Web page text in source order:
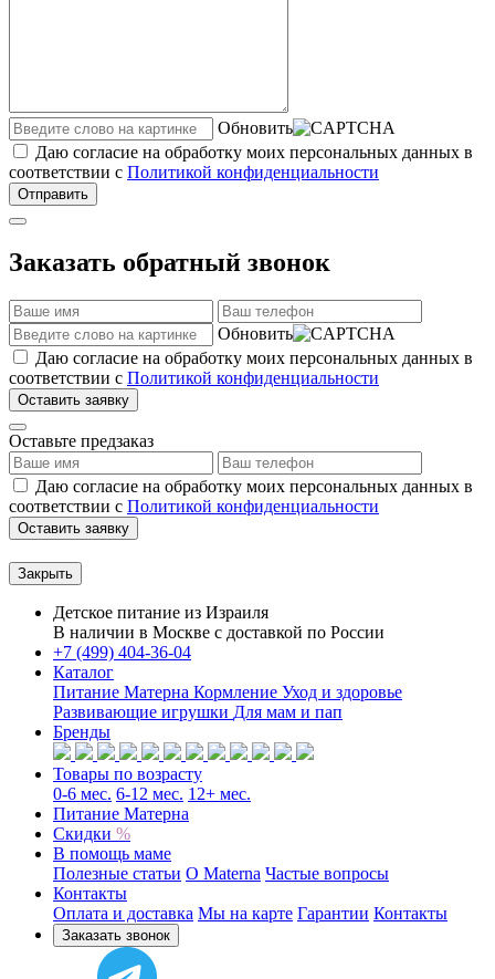
Обновить
Даю согласие на обработку моих персональных данных в
соответствии с Политикой конфиденциальности
Отправить
Заказать обратный звонок
Обновить
Даю согласие на обработку моих персональных данных в
соответствии с Политикой конфиденциальности
Оставить заявку
Оставьте предзаказ
Даю согласие на обработку моих персональных данных в
соответствии с Политикой конфиденциальности
Оставить заявку
Закрыть
Детское питание из Израиля
В наличии в Москве с доставкой по России
+7 (499) 404-36-04
Каталог
Питание Матерна Кормление Уход и здоровье
Развивающие игрушки Для мам и пап
Бренды
Товары по возрасту
0-6 мес. 6-12 мес. 12+ мес.
Питание Матерна
Скидки %
В помощь маме
Полезные статьи O Materna Частые вопросы
Контакты
Оплата и доставка Мы на карте Гарантии Контакты
Заказать звонок